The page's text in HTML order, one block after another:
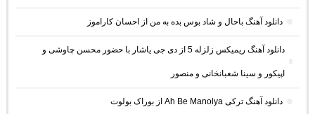
دانلود آهنگ باحال و شاد بوس بده به من از احسان کاراموز
دانلود آهنگ ریمیکس زلزله 5 از دی جی یاشار با حضور محسن چاوشی و
اپیکور و سینا شعبانخانی و منصور
دانلود آهنگ ترکی Ah Be Manolya از بوراک بولوت